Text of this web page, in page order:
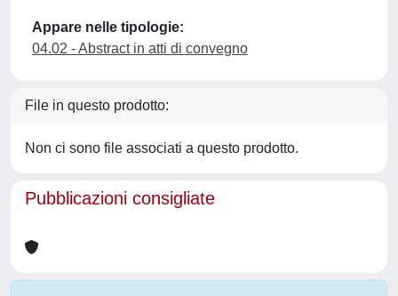
Appare nelle tipologie:
04.02 - Abstract in atti di convegno
File in questo prodotto:
Non ci sono file associati a questo prodotto.
Pubblicazioni consigliate